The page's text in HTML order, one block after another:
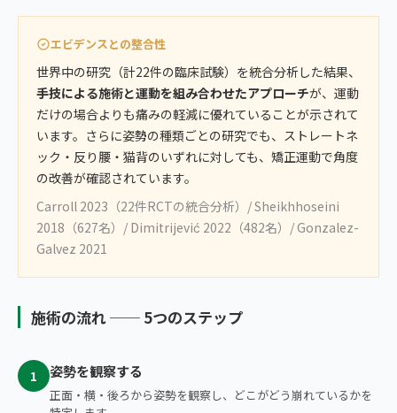
エビデンスとの整合性
世界中の研究（計22件の臨床試験）を統合分析した結果、
手技による施術と運動を組み合わせたアプローチが、運動
だけの場合よりも痛みの軽減に優れていることが示されて
います。さらに姿勢の種類ごとの研究でも、ストレートネ
ック・反り腰・猫背のいずれに対しても、矯正運動で角度
の改善が確認されています。
Carroll 2023（22件RCTの統合分析）/ Sheikhhoseini
2018（627名）/ Dimitrijević 2022（482名）/ Gonzalez-
Galvez 2021
施術の流れ ── 5つのステップ
1 姿勢を観察する
正面・横・後ろから姿勢を観察し、どこがどう崩れているかを